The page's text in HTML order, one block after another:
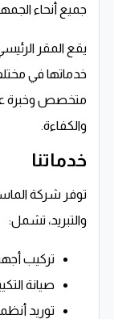
جميع أنحاء
يقع المقر
خدماتها في
متخصص وخبرة
والكفاءة.
خدماتنا
توفر شركة
والتبريد، تشمل:
تركيب
صيانة
توريد